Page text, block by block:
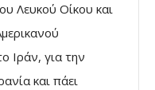
Λευκού Οίκου και
Ιράν, για την
και πάει